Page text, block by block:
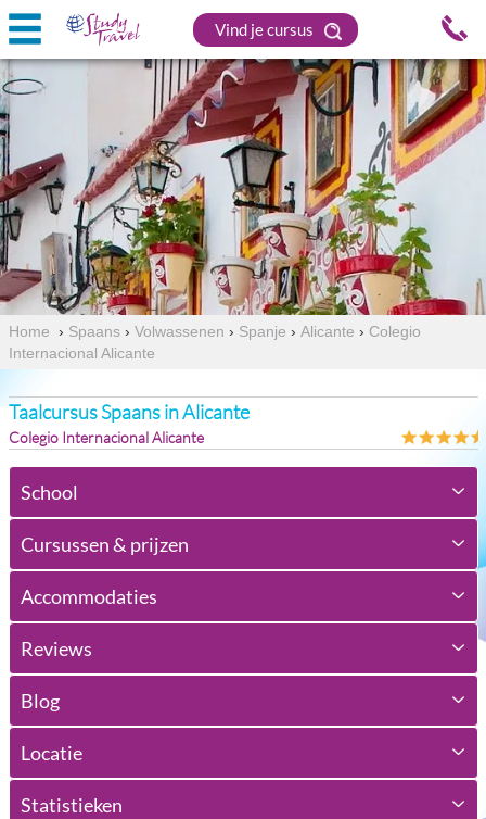
Vind je cursus
Home › Spaans › Volwassenen › Spanje › Alicante › Colegio
Internacional Alicante
Taalcursus Spaans in Alicante
Colegio Internacional Alicante
School
Cursussen & prijzen
Accommodaties
Reviews
Blog
Locatie
Statistieken